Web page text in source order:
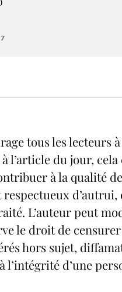
tous les lecteurs
l’article du jour,
à la qualité
L’auteur peut
le droit de
hors sujet,
l’intégrité d’une